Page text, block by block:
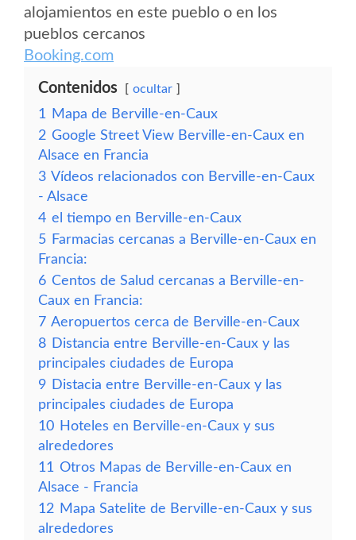
alojamientos en este pueblo o en los
pueblos cercanos
Booking.com
Contenidos ocultar
1
Mapa de Berville-en-Caux
2 Google Street View Berville-en-Caux en
Alsace en Francia
3 Vídeos relacionados con Berville-en-Caux
- Alsace
4 el tiempo en Berville-en-Caux
5 Farmacias cercanas a Berville-en-Caux en
Francia:
6 Centos de Salud cercanas a Berville-en-
Caux en Francia:
7 Aeropuertos cerca de Berville-en-Caux
8 Distancia entre Berville-en-Caux y las
principales ciudades de Europa
9 Distacia entre Berville-en-Caux y las
principales ciudades de Europa
10 Hoteles en Berville-en-Caux y sus
alrededores
11 Otros Mapas de Berville-en-Caux en
Alsace - Francia
12 Mapa Satelite de Berville-en-Caux y sus
alrededores